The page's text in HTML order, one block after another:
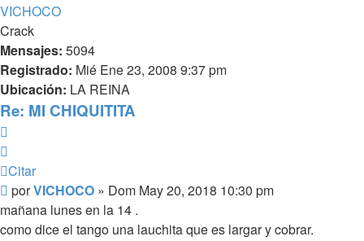
VICHOCO
Crack
Mensajes: 5094
Registrado: Mié Ene 23, 2008 9:37 pm
Ubicación: LA REINA
Re: MI CHIQUITITA
Citar
Mensaje
porVICHOCO » Dom May 20, 2018 10:30 pm
mañana lunes en la 14 .
como dice el tango una lauchita que es largar y cobrar.